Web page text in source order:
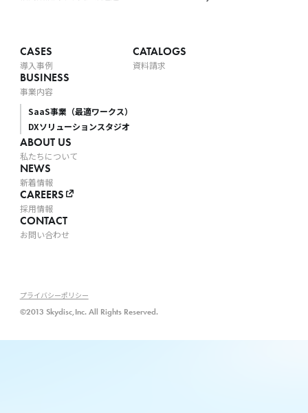
CASES
導入事例
BUSINESS
事業内容
SaaS事業（最適ワークス）
DXソリューションスタジオ
ABOUT US
私たちについて
NEWS
新着情報
CAREERS
採用情報
CONTACT
お問い合わせ
CATALOGS
資料請求
プライバシーポリシー
©2013 Skydisc,Inc. All Rights Reserved.